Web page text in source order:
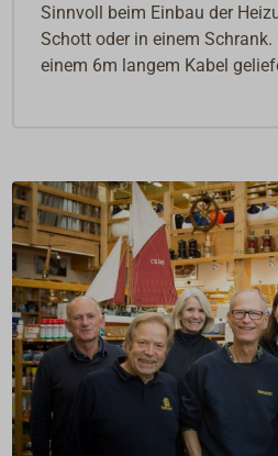
Sinnvoll beim Einbau der
Schott oder in einem
einem 6m langem Kabel